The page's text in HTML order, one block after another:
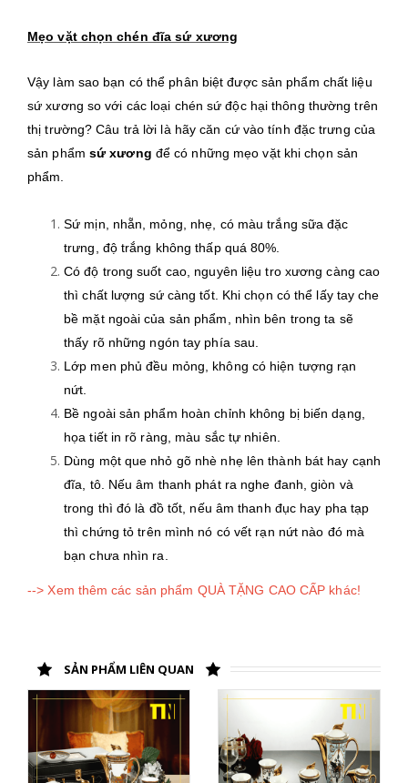
Mẹo vặt chọn chén đĩa sứ xương
Vậy làm sao bạn có thể phân biệt được sản phẩm chất liệu
sứ xương so với các loại chén sứ độc hại thông thường trên
thị trường? Câu trả lời là hãy căn cứ vào tính đặc trưng của
sản phẩm sứ xương để có những mẹo vặt khi chọn sản
phẩm.
Sứ mịn, nhẵn, mỏng, nhẹ, có màu trắng sữa đặc
trưng, độ trắng không thấp quá 80%.
Có độ trong suốt cao, nguyên liệu tro xương càng cao
thì chất lượng sứ càng tốt. Khi chọn có thể lấy tay che
bề mặt ngoài của sản phẩm, nhìn bên trong ta sẽ
thấy rõ những ngón tay phía sau.
Lớp men phủ đều mỏng, không có hiện tượng rạn
nứt.
Bề ngoài sản phẩm hoàn chỉnh không bị biến dạng,
họa tiết in rõ ràng, màu sắc tự nhiên.
Dùng một que nhỏ gõ nhè nhẹ lên thành bát hay cạnh
đĩa, tô. Nếu âm thanh phát ra nghe đanh, giòn và
trong thì đó là đồ tốt, nếu âm thanh đục hay pha tạp
thì chứng tỏ trên mình nó có vết rạn nứt nào đó mà
bạn chưa nhìn ra.
--> Xem thêm các sản phẩm QUÀ TẶNG CAO CẤP khác!
SẢN PHẨM LIÊN QUAN